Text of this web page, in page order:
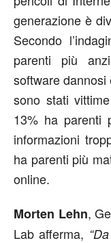
generazione è
Secondo
parenti più
software
sono stati
13% ha parenti
informazioni
ha parenti più
online.
Morten Lehn,
Lab afferma,